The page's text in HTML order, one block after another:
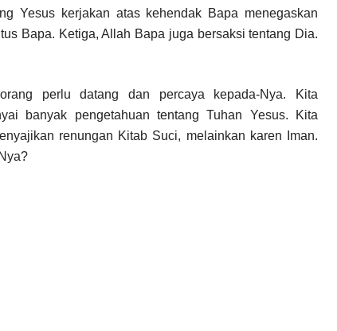
Yesus kerjakan atas kehendak Bapa menegaskan
Bapa. Ketiga, Allah Bapa juga bersaksi tentang Dia.
perlu datang dan percaya kepada-Nya. Kita
banyak pengetahuan tentang Tuhan Yesus. Kita
renungan Kitab Suci, melainkan karen Iman.